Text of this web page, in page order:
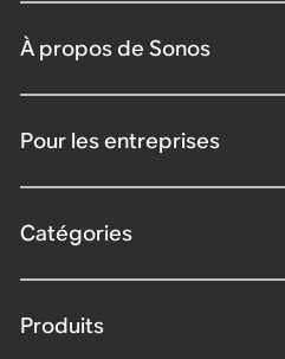
À propos de Sonos
Pour les entreprises
Catégories
Produits